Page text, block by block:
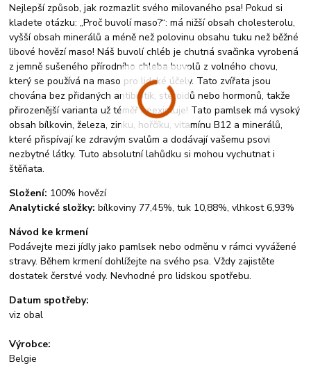
Nejlepší způsob, jak rozmazlit svého milovaného psa! Pokud si
kladete otázku: „Proč buvolí maso?“: má nižší obsah cholesterolu,
vyšší obsah minerálů a méně než polovinu obsahu tuku než běžné
libové hovězí maso! Náš buvolí chléb je chutná svačinka vyrobená
z jemně sušeného přírodního chleba buvolů z volného chovu,
který se používá na maso pro lidské účely. Tato zvířata jsou
chována bez přidaných antibiotik, steroidů nebo hormonů, takže
přirozenější varianta už téměř neexistuje! Tato pamlsek má vysoký
obsah bílkovin, železa, zinku, hořčíku, vitamínu B12 a minerálů,
které přispívají ke zdravým svalům a dodávají vašemu psovi
nezbytné látky. Tuto absolutní lahůdku si mohou vychutnat i
štěňata.
Složení: 100% hovězí
Analytické složky:bílkoviny 77,45%, tuk 10,88%, vlhkost 6,93%
Návod ke krmení
Podávejte mezi jídly jako pamlsek nebo odměnu v rámci vyvážené
stravy. Během krmení dohlížejte na svého psa. Vždy zajistěte
dostatek čerstvé vody. Nevhodné pro lidskou spotřebu.
Datum spotřeby:
viz obal
Výrobce:
Belgie